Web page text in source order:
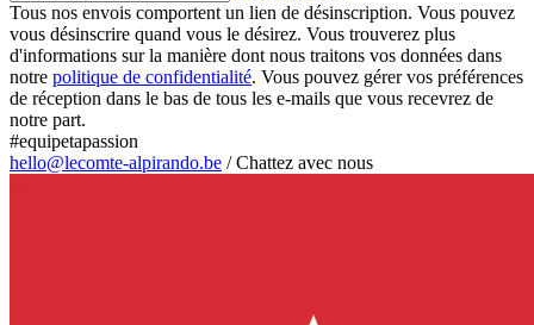
Tous nos envois comportent un lien de désinscription. Vous pouvez
vous désinscrire quand vous le désirez. Vous trouverez plus
d'informations sur la manière dont nous traitons vos données dans
notre politique de confidentialité. Vous pouvez gérer vos préférences
de réception dans le bas de tous les e-mails que vous recevrez de
notre part.
#equipetapassion
hello@lecomte-alpirando.be /Chattez avec nous